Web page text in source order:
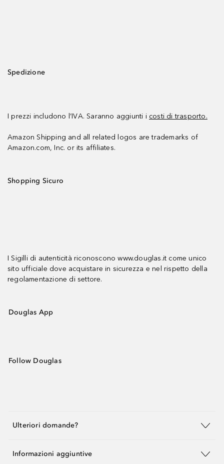
Spedizione
I prezzi includono l’IVA. Saranno aggiunti i costi di trasporto.
Amazon Shipping and all related logos are trademarks of
Amazon.com, Inc. or its affiliates.
Shopping Sicuro
I Sigilli di autenticità riconoscono www.douglas.it come unico
sito ufficiale dove acquistare in sicurezza e nel rispetto della
regolamentazione di settore.
Douglas App
Follow Douglas
Ulteriori domande?
Informazioni aggiuntive